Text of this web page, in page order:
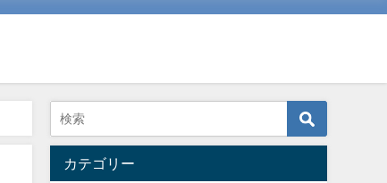
カテゴリー